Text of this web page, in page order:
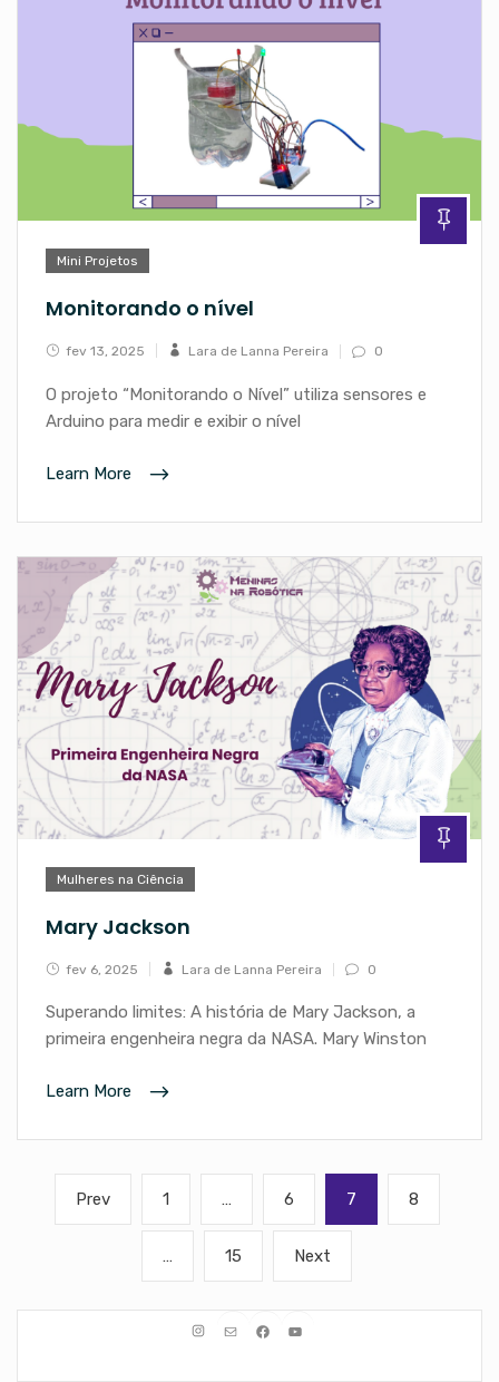
Mini Projetos
Monitorando o nível
fev 13, 2025 Lara de Lanna Pereira 0
O projeto “Monitorando o Nível” utiliza sensores e
Arduino para medir e exibir o nível
Learn More
Mulheres na Ciência
Mary Jackson
fev 6, 2025 Lara de Lanna Pereira 0
Superando limites: A história de Mary Jackson, a
primeira engenheira negra da NASA. Mary Winston
Learn More
Paginação
de
PrevPrevious
page
Page
1 … Page
6 Page
7 Page
8
… Page
15 Next
page